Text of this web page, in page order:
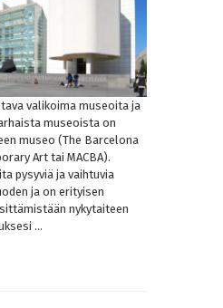
valikoima museoita ja
museoista on
museo (The Barcelona
Art tai MACBA).
pysyviä ja vaihtuvia
ja on erityisen
nykytaiteen
...